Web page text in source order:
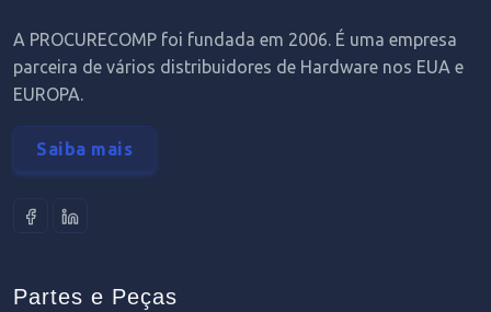
A PROCURECOMP foi fundada em 2006. É uma empresa
parceira de vários distribuidores de Hardware nos EUA e
EUROPA.
Saiba mais
Partes e Peças